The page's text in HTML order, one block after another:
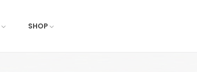
SHOP